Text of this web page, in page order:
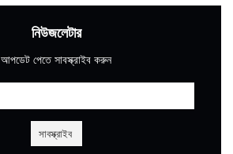
নিউজলেটার
আপডেট পেতে সাবস্ক্রাইব করুন